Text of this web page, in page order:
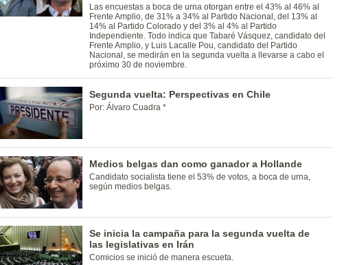
Las encuestas a boca de urna otorgan entre el 43% al 46% al
Frente Amplio, de 31% a 34% al Partido Nacional, del 13% al
14% al Partido Colorado y del 3% al 4% al Partido
Independiente. Todo indica que Tabaré Vásquez, candidato del
Frente Amplio, y Luis Lacalle Pou, candidato del Partido
Nacional, se medirán en la segunda vuelta a llevarse a cabo el
próximo 30 de noviembre.
Segunda vuelta: Perspectivas en Chile
Por: Álvaro Cuadra *
Medios belgas dan como ganador a Hollande
Candidato socialista tiene el 53% de votos, a boca de urna,
según medios belgas.
Se inicia la campaña para la segunda vuelta de
las legislativas en Irán
Comicios se inició de manera escueta.